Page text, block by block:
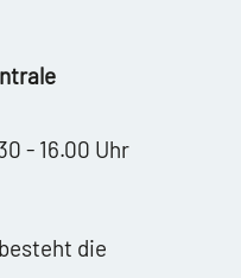
- 16.00 Uhr
die